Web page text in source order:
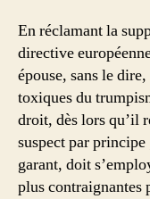
En réclamant la
directive
épouse, sans le
toxiques du
droit, dès lors qu’il
suspect par
garant, doit
plus contraignantes